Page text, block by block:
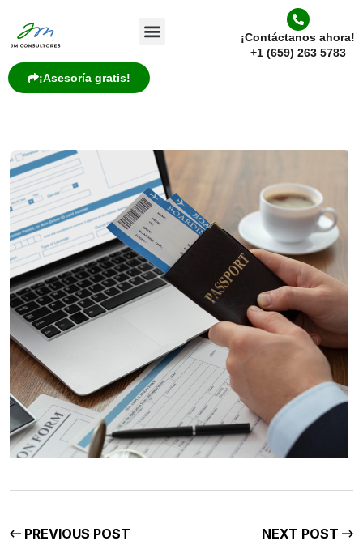
¡Contáctanos ahora!
+1 (659) 263 5783
¡Asesoría gratis!
PREVIOUS POST NEXT POST